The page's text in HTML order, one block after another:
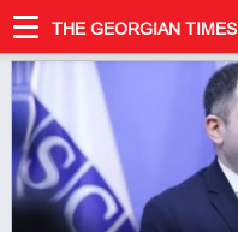
THE GEORGIAN TIMES